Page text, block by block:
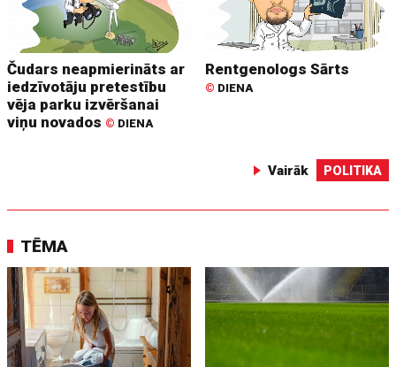
Čudars neapmierināts ar
iedzīvotāju pretestību
vēja parku izvēršanai
viņu novados © DIENA
Rentgenologs Sārts
© DIENA
Vairāk POLITIKA
TĒMA